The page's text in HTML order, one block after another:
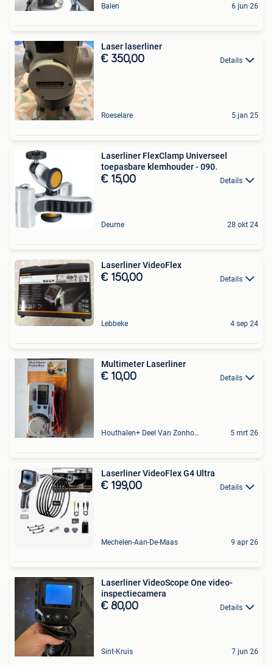
Balen 6 jun 26
Laser laserliner
€ 350,00 Details
Roeselare 5 jan 25
Laserliner FlexClamp Universeel
toepasbare klemhouder - 090.
€ 15,00 Details
Deurne 28 okt 24
Laserliner VideoFlex
€ 150,00 Details
Lebbeke 4 sep 24
Multimeter Laserliner
€ 10,00 Details
Houthalen+ Deel Van Zonhoven En Zolder 5 mrt 26
Laserliner VideoFlex G4 Ultra
€ 199,00 Details
Mechelen-Aan-De-Maas 9 apr 26
Laserliner VideoScope One video-
inspectiecamera
€ 80,00 Details
Sint-Kruis 7 jun 26